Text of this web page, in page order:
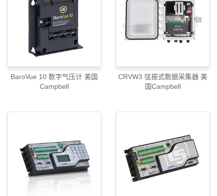
BaroVue 10 数字气压计 美国
Campbell
CRVW3 弦振式数据采集器 美
国Campbell